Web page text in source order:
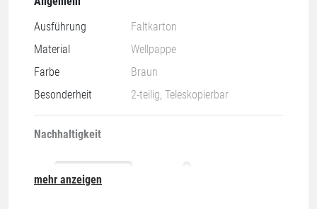
Ausführung
Faltkarton
Material
Wellpappe
Farbe
Braun
Besonderheit
2-teilig, Teleskopierbar
Nachhaltigkeit
mehr anzeigen